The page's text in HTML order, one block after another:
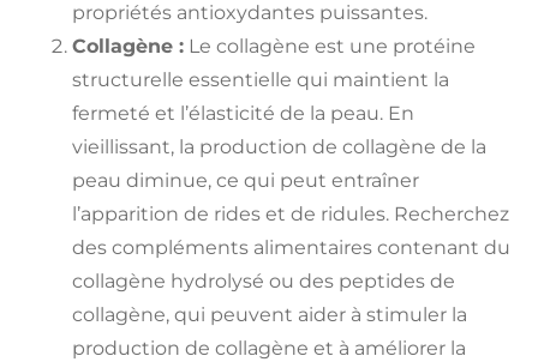
propriétés antioxydantes puissantes.
Collagène : Le collagène est une protéine
structurelle essentielle qui maintient la
fermeté et l’élasticité de la peau. En
vieillissant, la production de collagène de la
peau diminue, ce qui peut entraîner
l’apparition de rides et de ridules. Recherchez
des compléments alimentaires contenant du
collagène hydrolysé ou des peptides de
collagène, qui peuvent aider à stimuler la
production de collagène et à améliorer la